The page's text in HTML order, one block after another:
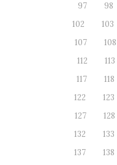
97
98
102
103
107
108
112
113
117
118
122
123
127
128
132
133
137
138